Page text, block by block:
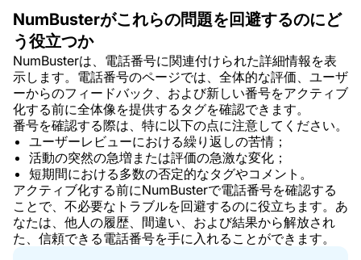
NumBusterがこれらの問題を回避するのにど
う役立つか
NumBusterは、電話番号に関連付けられた詳細情報を表
示します。電話番号のページでは、全体的な評価、ユーザ
ーからのフィードバック、および新しい番号をアクティブ
化する前に全体像を提供するタグを確認できます。
番号を確認する際は、特に以下の点に注意してください。
ユーザーレビューにおける繰り返しの苦情；
活動の突然の急増または評価の急激な変化；
短期間における多数の否定的なタグやコメント。
アクティブ化する前にNumBusterで電話番号を確認する
ことで、不必要なトラブルを回避するのに役立ちます。あ
なたは、他人の履歴、間違い、および結果から解放され
た、信頼できる電話番号を手に入れることができます。